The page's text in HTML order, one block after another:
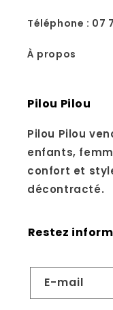
Téléphone : 07
À propos
Pilou Pilou
Pilou Pilou
enfants,
confort et
décontracté.
Restez
E-mail